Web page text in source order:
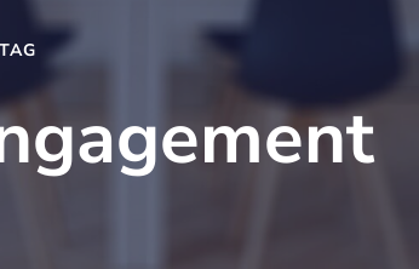
TAG